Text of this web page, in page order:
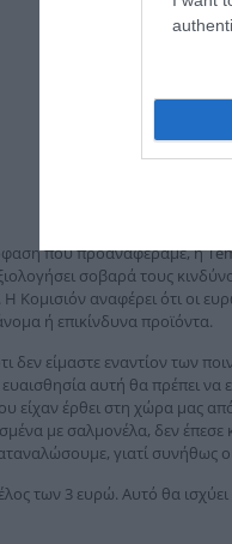
που προαναφέραμε, η
σοβαρά τους
Κομισιόν αναφέρει ότι οι
ή επικίνδυνα προϊόντα.
δεν είμαστε ενα­ντίον των
ευαισθησία αυτή θα πρέπει
είχαν έρθει στη χώρα μας
με σαλμονέλα, δεν έπεσε
γιατί συνήθως οι
των 3 ευρώ. Αυτό θα